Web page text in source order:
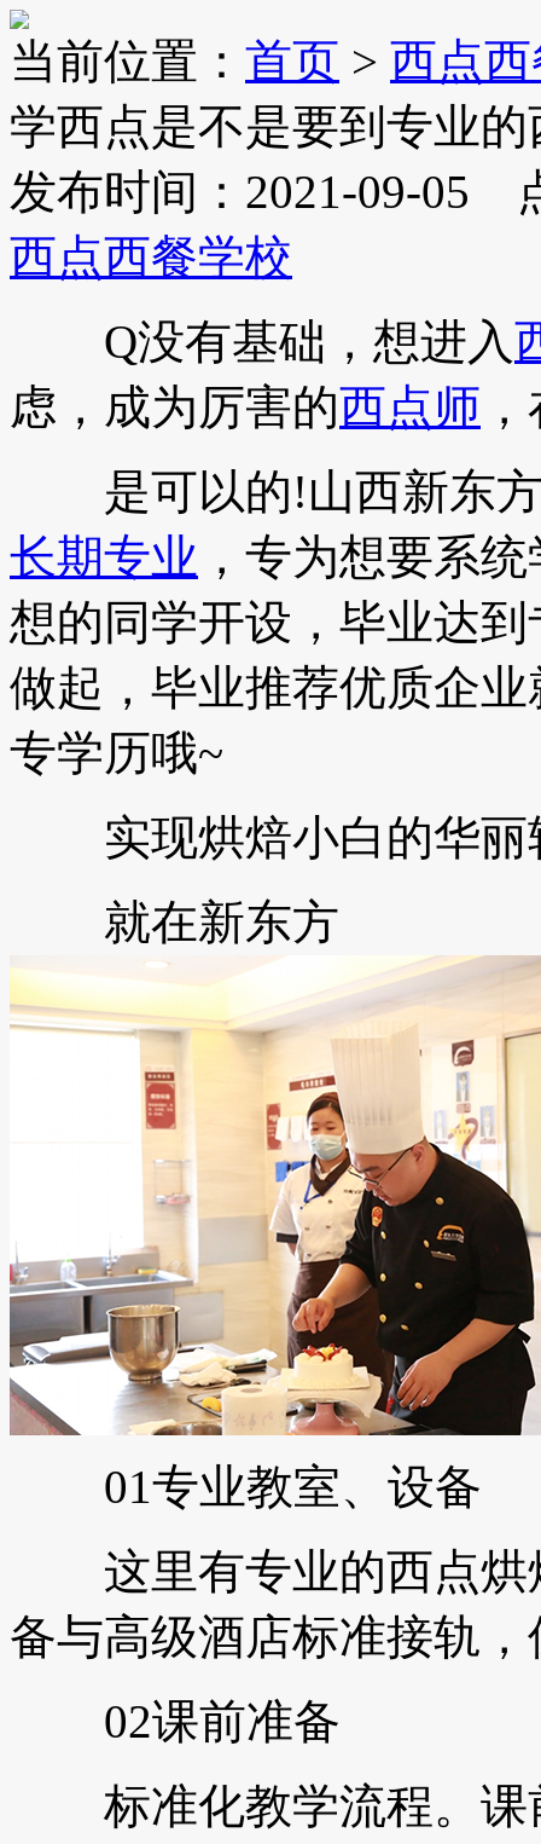
当前位置： 首页 > 西点
学西点是不是要到专业
发布时间：2021-09-05
西点西餐学校
Q没有基础，想进入
虑，成为厉害的西点师
是可以的!山西新东方
长期专业 ，专为想要系
想的同学开设，毕业达
做起，毕业推荐优质企
专学历哦~
实现烘焙小白的华丽
就在新东方
01专业教室、设备
这里有专业的西点烘
备与高级酒店标准接轨
02课前准备
标准化教学流程。课